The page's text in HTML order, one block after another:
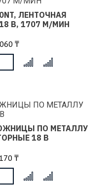
ЛЕНТОЧНАЯ
В, 1707 М/МИН
₸
ПО МЕТАЛЛУ
18 В
₸